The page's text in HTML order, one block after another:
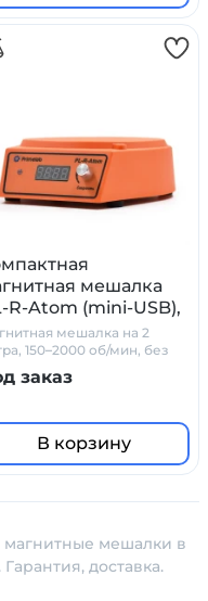
мешалка
R-Atom (mini-USB),
мешалка на 2
150–2000 об/мин, без
mini-USB
заказ
В корзину
магнитные мешалки в
доставка.